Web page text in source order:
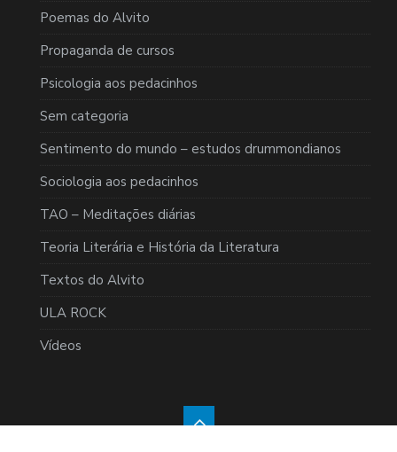
Poemas do Alvito
Propaganda de cursos
Psicologia aos pedacinhos
Sem categoria
Sentimento do mundo – estudos drummondianos
Sociologia aos pedacinhos
TAO – Meditações diárias
Teoria Literária e História da Literatura
Textos do Alvito
ULA ROCK
Vídeos